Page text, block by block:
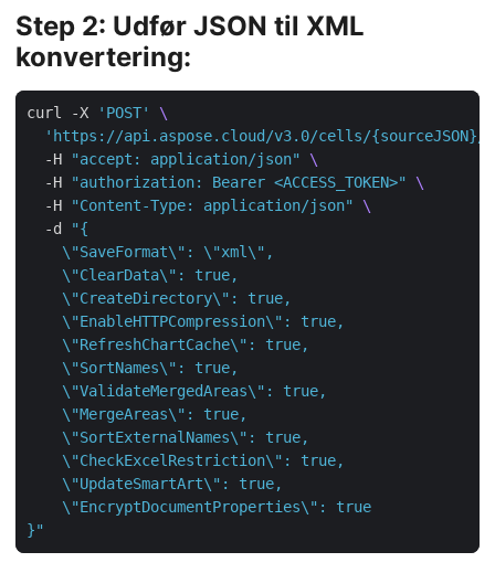
Step 2: Udfør JSON til XML
konvertering:
curl -X 'POST'
'https://api.aspose.cloud/v3.0/cells/{sourceJSON}/
  -H
"accept: application/json"
  -H
"authorization: Bearer <ACCESS_TOKEN>"
  -H
"Content-Type: application/json"
  -d
}"